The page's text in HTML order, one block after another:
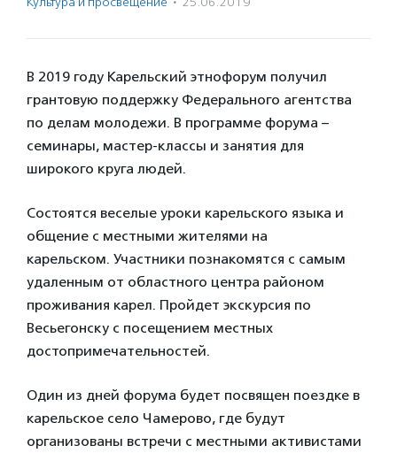
В 2019 году Карельский этнофорум получил
грантовую поддержку Федерального агентства
по делам молодежи. В программе форума –
семинары, мастер-классы и занятия для
широкого круга людей.
Состоятся веселые уроки карельского языка и
общение с местными жителями на
карельском. Участники познакомятся с самым
удаленным от областного центра районом
проживания карел. Пройдет экскурсия по
Весьегонску с посещением местных
достопримечательностей.
Один из дней форума будет посвящен поездке в
карельское село Чамерово, где будут
организованы встречи с местными активистами